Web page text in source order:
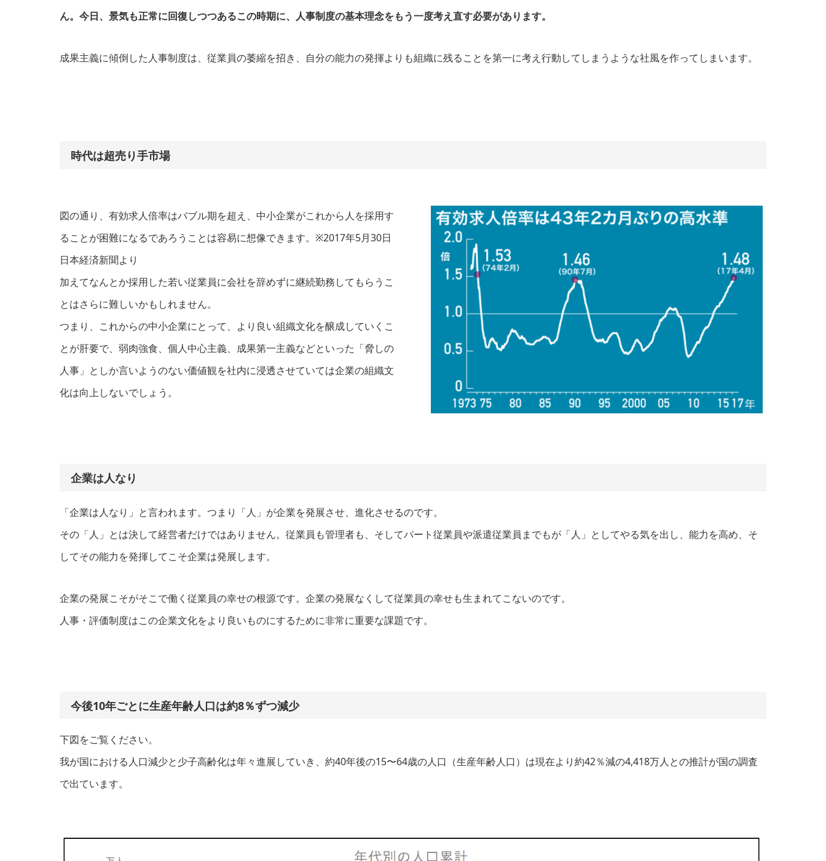
ん。今日、景気も正常に回復しつつあるこの時期に、人事制度の基本理念をもう一度考え直す必要があります。
成果主義に傾倒した人事制度は、従業員の萎縮を招き、自分の能力の発揮よりも組織に残ることを第一に考え行動してしまうような社風を作ってしまいます。
時代は超売り手市場
図の通り、有効求人倍率はバブル期を超え、中小企業がこれから人を採用す
ることが困難になるであろうことは容易に想像できます。※2017年5月30日
日本経済新聞より
加えてなんとか採用した若い従業員に会社を辞めずに継続勤務してもらうこ
とはさらに難しいかもしれません。
つまり、これからの中小企業にとって、より良い組織文化を醸成していくこ
とが肝要で、弱肉強食、個人中心主義、成果第一主義などといった「脅しの
人事」としか言いようのない価値観を社内に浸透させていては企業の組織文
化は向上しないでしょう。
企業は人なり
「企業は人なり」と言われます。つまり「人」が企業を発展させ、進化させるのです。
その「人」とは決して経営者だけではありません。従業員も管理者も、そしてパート従業員や派遣従業員までもが「人」としてやる気を出し、能力を高め、そ
してその能力を発揮してこそ企業は発展します。
企業の発展こそがそこで働く従業員の幸せの根源です。企業の発展なくして従業員の幸せも生まれてこないのです。
人事・評価制度はこの企業文化をより良いものにするために非常に重要な課題です。
今後10年ごとに生産年齢人口は約8％ずつ減少
下図をご覧ください。
我が国における人口減少と少子高齢化は年々進展していき、約40年後の15〜64歳の人口（生産年齢人口）は現在より約42％減の4,418万人との推計が国の調査
で出ています。